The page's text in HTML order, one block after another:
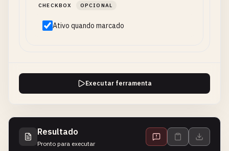
CHECKBOX OPCIONAL
Ativo quando marcado
Executar ferramenta
Resultado
Pronto para executar